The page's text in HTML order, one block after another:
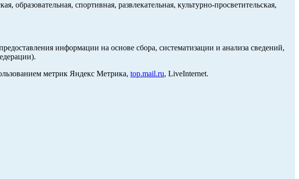
спортивная, развлекательная, культурно-просветительская,
информации на основе сбора, систематизации и анализа сведений,
метрик Яндекс Метрика, top.mail.ru, LiveInternet.